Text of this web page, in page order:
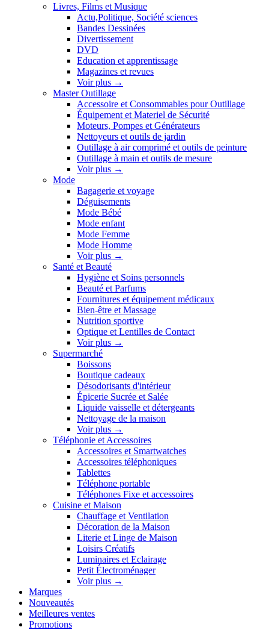
Livres, Films et Musique
Actu,Politique, Société sciences
Bandes Dessinées
Divertissement
DVD
Education et apprentissage
Magazines et revues
Voir plus →
Master Outillage
Accessoire et Consommables pour Outillage
Équipement et Materiel de Sécurité
Moteurs, Pompes et Générateurs
Nettoyeurs et outils de jardin
Outillage à air comprimé et outils de peinture
Outillage à main et outils de mesure
Voir plus →
Mode
Bagagerie et voyage
Déguisements
Mode Bébé
Mode enfant
Mode Femme
Mode Homme
Voir plus →
Santé et Beauté
Hygiène et Soins personnels
Beauté et Parfums
Fournitures et équipement médicaux
Bien-être et Massage
Nutrition sportive
Optique et Lentilles de Contact
Voir plus →
Supermarché
Boissons
Boutique cadeaux
Désodorisants d'intérieur
Épicerie Sucrée et Salée
Liquide vaisselle et détergeants
Nettoyage de la maison
Voir plus →
Téléphonie et Accessoires
Accessoires et Smartwatches
Accessoires téléphoniques
Tablettes
Téléphone portable
Téléphones Fixe et accessoires
Cuisine et Maison
Chauffage et Ventilation
Décoration de la Maison
Literie et Linge de Maison
Loisirs Créatifs
Luminaires et Eclairage
Petit Électroménager
Voir plus →
Marques
Nouveautés
Meilleures ventes
Promotions